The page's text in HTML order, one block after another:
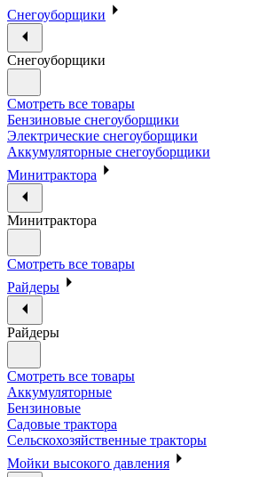
Снегоуборщики
Снегоуборщики
Смотреть все товары
Бензиновые снегоуборщики
Электрические снегоуборщики
Аккумуляторные снегоуборщики
Минитрактора
Минитрактора
Смотреть все товары
Райдеры
Райдеры
Смотреть все товары
Аккумуляторные
Бензиновые
Садовые трактора
Сельскохозяйственные тракторы
Мойки высокого давления